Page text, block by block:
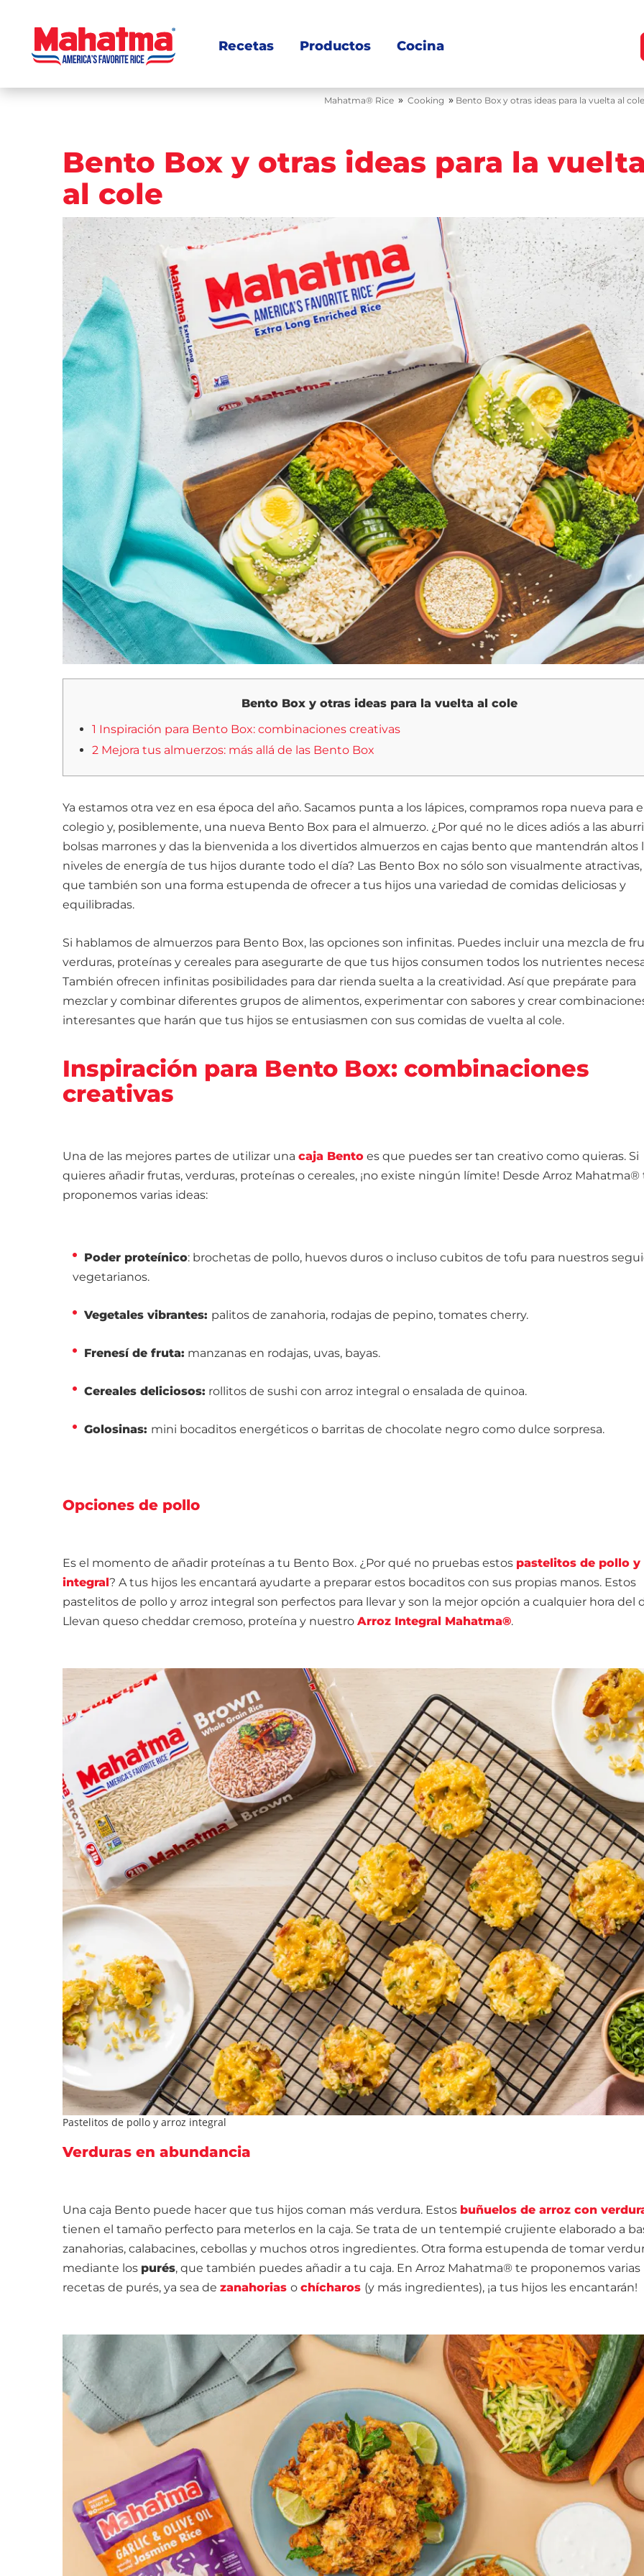
Recetas Productos Cocina
Mahatma® Rice » Cooking » Bento Box y otras ideas para la vuelta al cole
Bento Box y otras ideas para la vuelta
al cole
Bento Box y otras ideas para la vuelta al cole
1 Inspiración para Bento Box: combinaciones creativas
2 Mejora tus almuerzos: más allá de las Bento Box
Ya estamos otra vez en esa época del año. Sacamos punta a los lápices, compramos ropa nueva para
colegio y, posiblemente, una nueva Bento Box para el almuerzo. ¿Por qué no le dices adiós a las
bolsas marrones y das la bienvenida a los divertidos almuerzos en cajas bento que mantendrán altos
niveles de energía de tus hijos durante todo el día? Las Bento Box no sólo son visualmente
que también son una forma estupenda de ofrecer a tus hijos una variedad de comidas deliciosas y
equilibradas.
Si hablamos de almuerzos para Bento Box, las opciones son infinitas. Puedes incluir una mezcla de
verduras, proteínas y cereales para asegurarte de que tus hijos consumen todos los nutrientes
También ofrecen infinitas posibilidades para dar rienda suelta a la creatividad. Así que prepárate para
mezclar y combinar diferentes grupos de alimentos, experimentar con sabores y crear
interesantes que harán que tus hijos se entusiasmen con sus comidas de vuelta al cole.
Inspiración para Bento Box: combinaciones
creativas
Una de las mejores partes de utilizar una caja Bento es que puedes ser tan creativo como quieras. Si
quieres añadir frutas, verduras, proteínas o cereales, ¡no existe ningún límite! Desde Arroz Mahatma®
proponemos varias ideas:
Poder proteínico: brochetas de pollo, huevos duros o incluso cubitos de tofu para nuestros
vegetarianos.
Vegetales vibrantes: palitos de zanahoria, rodajas de pepino, tomates cherry.
Frenesí de fruta: manzanas en rodajas, uvas, bayas.
Cereales deliciosos: rollitos de sushi con arroz integral o ensalada de quinoa.
Golosinas: mini bocaditos energéticos o barritas de chocolate negro como dulce sorpresa.
Opciones de pollo
Es el momento de añadir proteínas a tu Bento Box. ¿Por qué no pruebas estos pastelitos de pollo y
integral? A tus hijos les encantará ayudarte a preparar estos bocaditos con sus propias manos. Estos
pastelitos de pollo y arroz integral son perfectos para llevar y son la mejor opción a cualquier hora del
Llevan queso cheddar cremoso, proteína y nuestro Arroz Integral Mahatma®.
Pastelitos de pollo y arroz integral
Verduras en abundancia
Una caja Bento puede hacer que tus hijos coman más verdura. Estos buñuelos de arroz con
tienen el tamaño perfecto para meterlos en la caja. Se trata de un tentempié crujiente elaborado a
zanahorias, calabacines, cebollas y muchos otros ingredientes. Otra forma estupenda de tomar
mediante los purés, que también puedes añadir a tu caja. En Arroz Mahatma® te proponemos varias
recetas de purés, ya sea de zanahorias o chícharos (y más ingredientes), ¡a tus hijos les encantarán!
Navegación
de
entradas